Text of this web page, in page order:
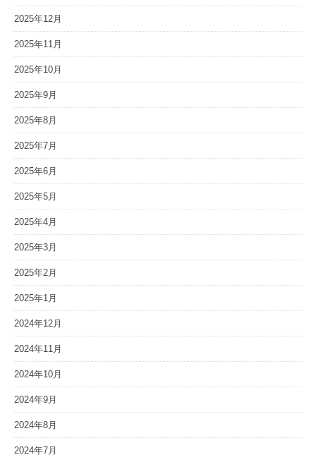
2025年12月
2025年11月
2025年10月
2025年9月
2025年8月
2025年7月
2025年6月
2025年5月
2025年4月
2025年3月
2025年2月
2025年1月
2024年12月
2024年11月
2024年10月
2024年9月
2024年8月
2024年7月